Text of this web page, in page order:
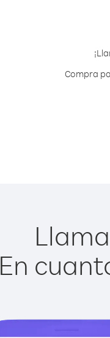
Compra
En